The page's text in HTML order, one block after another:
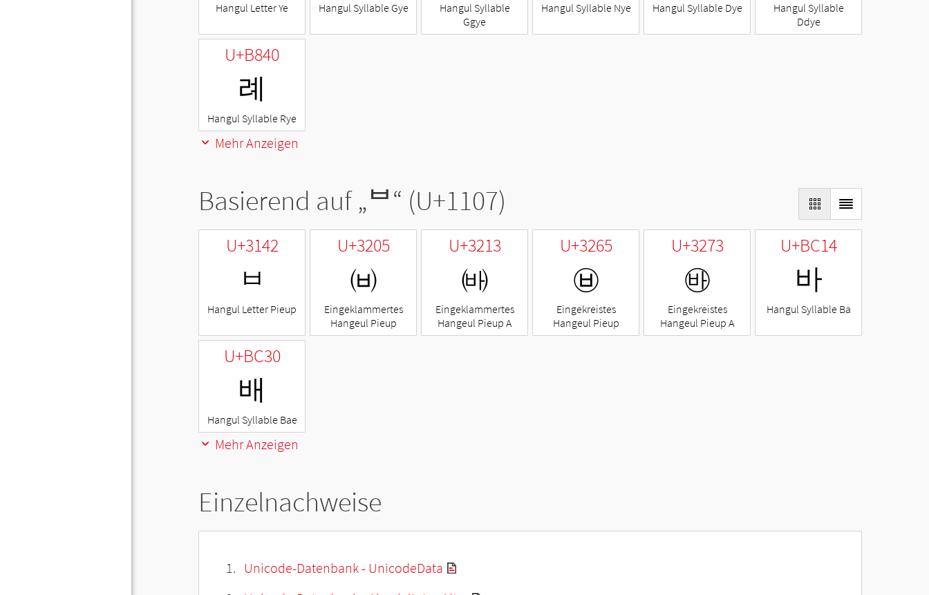
Hangul Letter Ye Hangul Syllable Gye
Hangul Syllable
Ggye
Hangul Syllable Nye Hangul Syllable Dye
Hangul Syllable
Ddye
U+B840
례
Hangul Syllable Rye
Mehr Anzeigen
Basierend auf „ᄇ“ (U+1107)
U+3142
ㅂ
Hangul Letter Pieup
U+3205
㈅
Eingeklammertes
Hangeul Pieup
U+3213
㈓
Eingeklammertes
Hangeul Pieup A
U+3265
㉥
Eingekreistes
Hangeul Pieup
U+3273
㉳
Eingekreistes
Hangeul Pieup A
U+BC14
바
Hangul Syllable Ba
U+BC30
배
Hangul Syllable Bae
Mehr Anzeigen
Einzelnachweise
Unicode-Datenbank - UnicodeData